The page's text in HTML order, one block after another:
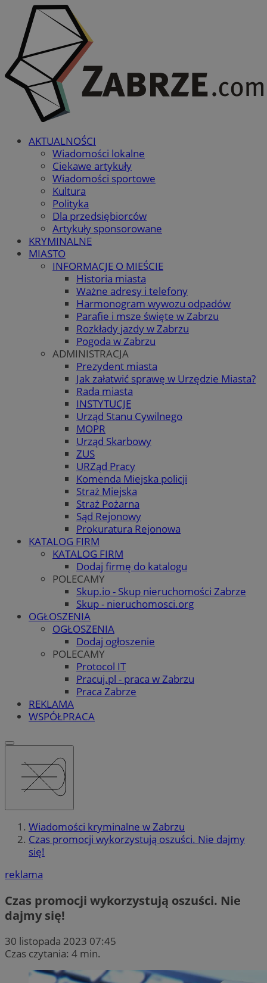
AKTUALNOŚCI
Wiadomości lokalne
Ciekawe artykuły
Wiadomości sportowe
Kultura
Polityka
Dla przedsiębiorców
Artykuły sponsorowane
KRYMINALNE
MIASTO
INFORMACJE O MIEŚCIE
Historia miasta
Ważne adresy i telefony
Harmonogram wywozu odpadów
Parafie i msze święte w Zabrzu
Rozkłady jazdy w Zabrzu
Pogoda w Zabrzu
ADMINISTRACJA
Prezydent miasta
Jak załatwić sprawę w Urzędzie Miasta?
Rada miasta
INSTYTUCJE
Urząd Stanu Cywilnego
MOPR
Urząd Skarbowy
ZUS
URZąd Pracy
Komenda Miejska policji
Straż Miejska
Straż Pożarna
Sąd Rejonowy
Prokuratura Rejonowa
KATALOG FIRM
KATALOG FIRM
Dodaj firmę do katalogu
POLECAMY
Skup.io - Skup nieruchomości Zabrze
Skup - nieruchomosci.org
OGŁOSZENIA
OGŁOSZENIA
Dodaj ogłoszenie
POLECAMY
Protocol IT
Pracuj.pl - praca w Zabrzu
Praca Zabrze
REKLAMA
WSPÓŁPRACA
Wiadomości kryminalne w Zabrzu
Czas promocji wykorzystują oszuści. Nie dajmy
się!
reklama
Czas promocji wykorzystują oszuści. Nie
dajmy się!
30 listopada 2023 07:45
Czas czytania: 4 min.